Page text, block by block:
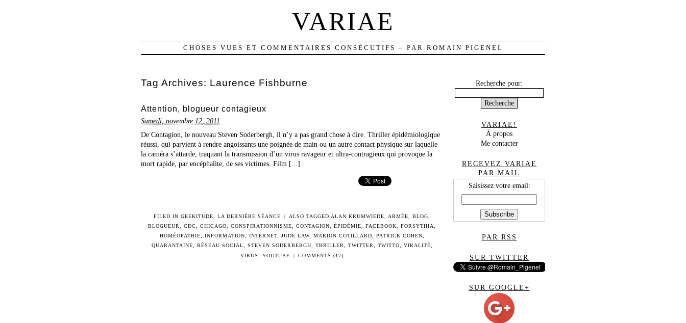
VARIAE
CHOSES VUES ET COMMENTAIRES CONSÉCUTIFS – PAR ROMAIN PIGENEL
Tag Archives: Laurence Fishburne
Attention, blogueur contagieux
Samedi, novembre 12, 2011
De Contagion, le nouveau Steven Soderbergh, il n’y a pas grand chose à dire. Thriller épidémiologique
réussi, qui parvient à rendre angoissants une poignée de main ou un autre contact physique sur laquelle
la caméra s’attarde, traquant la transmission d’un virus ravageur et ultra-contragieux qui provoque la
mort rapide, par encéphalite, de ses victimes. Film [...]
FILED INGEEKITUDE ,LA DERNIÈRE SÉANCE | ALSO TAGGED ALAN KRUMWIEDE ARMÉE BLOG
BLOGUEUR
CDC CHICAGO CONSPIRATIONNISME CONTAGION ÉPIDÉMIE FACEBOOK FORSYTHIA
HOMÉOPATHIE
INFORMATION INTERNET, JUDE LAW, MARION COTILLARD PATRICK COHEN
QUARANTAINE
RÉSEAU SOCIAL STEVEN SODERBERGH THRILLER TWITTER TWITTO VIRALITÉ
VIRUS
,YOUTUBE | COMMENTS (17)
Recherche pour:
VARIAE!
À propos
Me contacter
RECEVEZ VARIAE
PAR MAIL
Saisissez votre email:
PAR RSS
SUR TWITTER
SUR GOOGLE+